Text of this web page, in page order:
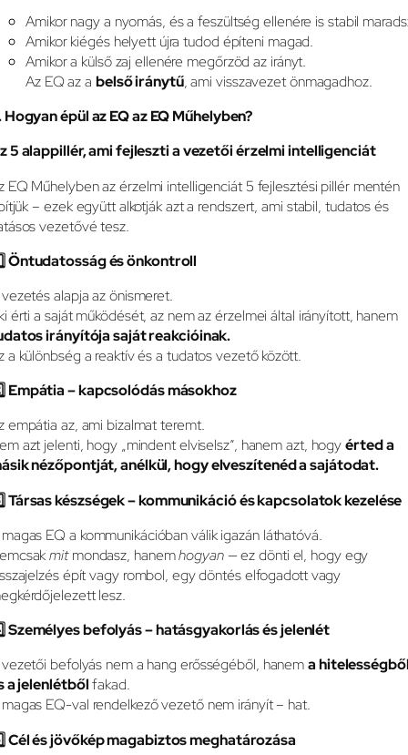
Amikor nagy a nyomás, és a feszültség ellenére is stabil
Amikor kiégés helyett újra tudod építeni magad.
Amikor a külső zaj ellenére megőrzöd az irányt.
Az EQ az a belső iránytű, ami visszavezet önmagadhoz.
Hogyan épül az EQ az EQ Műhelyben?
5 alappillér, ami fejleszti a vezetői érzelmi intelligenciát
EQ Műhelyben az érzelmi intelligenciát 5 fejlesztési pillér mentén
– ezek együtt alkotják azt a rendszert, ami stabil, tudatos és
vezetővé tesz.
Öntudatosság és önkontroll
alapja az önismeret.
érti a saját működését, az nem az érzelmei által irányított, hanem
irányítója saját reakcióinak.
a különbség a reaktív és a tudatos vezető között.
Empátia – kapcsolódás másokhoz
empátia az, ami bizalmat teremt.
azt jelenti, hogy „mindent elviselsz”, hanem azt, hogyérted a
nézőpontját, anélkül, hogy elveszítenéd a sajátodat.
Társas készségek – kommunikáció és kapcsolatok kezelése
EQ a kommunikációban válik igazán láthatóvá.
mitmondasz, hanemhogyan— ez dönti el, hogy egy
épít vagy rombol, egy döntés elfogadott vagy
lesz.
Személyes befolyás – hatásgyakorlás és jelenlét
befolyás nem a hang erősségéből, hanema
a jelenlétbőlfakad.
EQ-val rendelkező vezető nem irányít – hat.
Cél és jövőkép magabiztos meghatározása